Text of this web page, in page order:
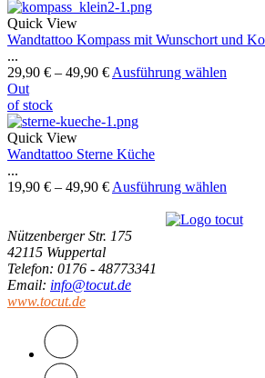
Quick View
Wandtattoo Kompass mit Wunschort und
...
29,90 € – 49,90 € Ausführung wählen
Out
of stock
Quick View
Wandtattoo Sterne Küche
...
19,90 € – 49,90 € Ausführung wählen
Nützenberger Str. 175
42115 Wuppertal
Telefon: 0176 - 48773341
Email: info@tocut.de
www.tocut.de